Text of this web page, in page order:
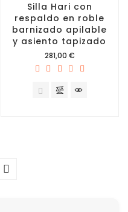
Silla Hari con
respaldo en roble
barnizado apilable
y asiento tapizado
Precio
281,00 €